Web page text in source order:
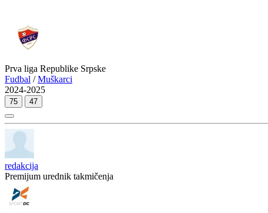
Prva liga Republike Srpske
Fudbal /Muškarci
2024-2025
75 47
redakcija
Premijum urednik takmičenja